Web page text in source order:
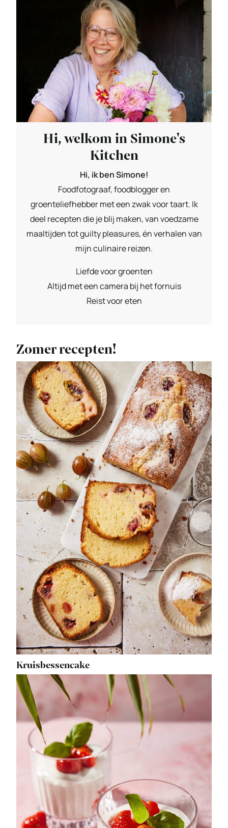
Hi, welkom in Simone's
Kitchen
Hi, ik ben Simone!
Foodfotograaf, foodblogger en
groenteliefhebber met een zwak voor taart. Ik
deel recepten die je blij maken, van voedzame
maaltijden tot guilty pleasures, én verhalen van
mijn culinaire reizen.
Liefde voor groenten
Altijd met een camera bij het fornuis
Reist voor eten
Zomer recepten!
Kruisbessencake